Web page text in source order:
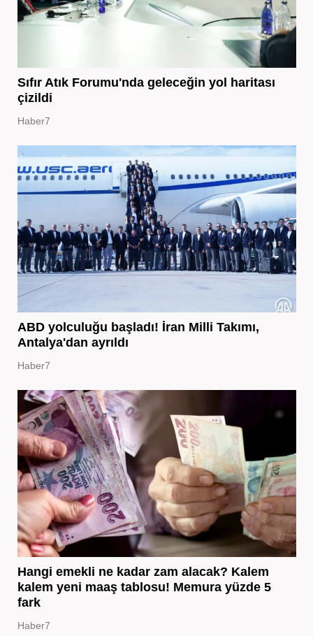
Sıfır Atık Forumu'nda geleceğin yol haritası
çizildi
Haber7
ABD yolculuğu başladı! İran Milli Takımı,
Antalya'dan ayrıldı
Haber7
Hangi emekli ne kadar zam alacak? Kalem
kalem yeni maaş tablosu! Memura yüzde 5
fark
Haber7